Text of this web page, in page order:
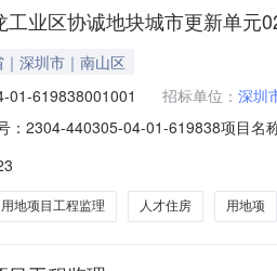
业区协诚地块城市更新单
｜深圳市｜南山区
01-619838001001 招标单位： 深圳
：2304-440305-04-01-619838项目名
南头街道马家龙工业区协诚地块城市
用地项目工程监理 人才住房 用地项